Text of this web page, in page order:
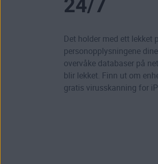
24/7
Det holder med ett lekket
personopplysningene
overvåke databaser på
blir lekket. Finn ut om
gratis virusskanning for